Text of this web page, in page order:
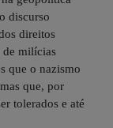
discurso
direitos
de milícias
que o nazismo
que, por
tolerados e até